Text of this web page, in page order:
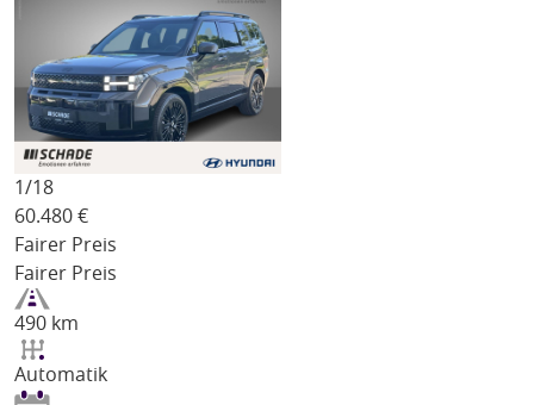
1/18
60.480 €
Fairer Preis
Fairer Preis
490 km
Automatik